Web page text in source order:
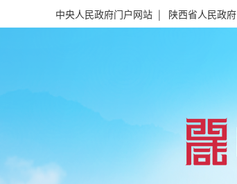
中央人民政府门户网站 | 陕西省人民政府